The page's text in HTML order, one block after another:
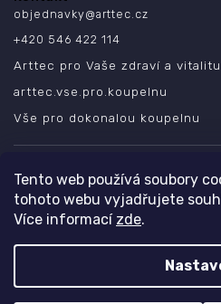
Tento web používá soubory
tohoto webu vyjadřujete
Více informací zde.
objednavky@arttec.cz
+420 546 422 114
Arttec pro Vaše zdraví a vitalitu
arttec.vse.pro.koupelnu
Vše pro dokonalou koupelnu
SLEDUJTE NÁS
Copyright 2026ARTTEC s.r.o..